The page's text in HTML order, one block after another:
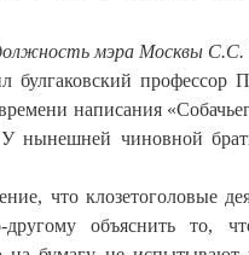
мэра Москвы С.С.
булгаковский профессор
написания
нынешней чиновной
что клозетоголовые
объяснить то,